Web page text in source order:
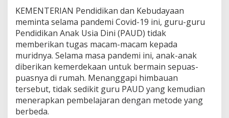
KEMENTERIAN Pendidikan dan Kebudayaan
meminta selama pandemi Covid-19 ini, guru-guru
Pendidikan Anak Usia Dini (PAUD) tidak
memberikan tugas macam-macam kepada
muridnya. Selama masa pandemi ini, anak-anak
diberikan kemerdekaan untuk bermain sepuas-
puasnya di rumah. Menanggapi himbauan
tersebut, tidak sedikit guru PAUD yang kemudian
menerapkan pembelajaran dengan metode yang
berbeda.